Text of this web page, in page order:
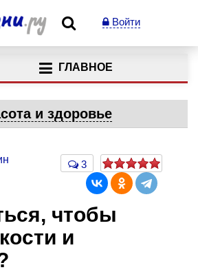
Войти
ГЛАВНОЕ
и здоровье
3
чтобы
и